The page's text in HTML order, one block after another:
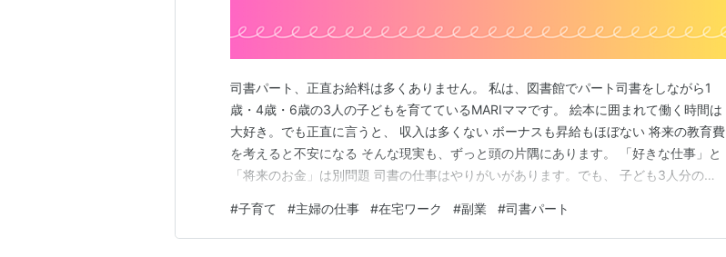
司書パート、正直お給料は多くありません。 私は、図書館でパート司書をしながら1
歳・4歳・6歳の3人の子どもを育てているMARIママです。 絵本に囲まれて働く時間は
大好き。でも正直に言うと、 収入は多くない ボーナスも昇給もほぼない 将来の教育費
を考えると不安になる そんな現実も、ずっと頭の片隅にあります。 「好きな仕事」と
「将来のお金」は別問題 司書の仕事はやりがいがあります。でも、 子ども3人分の進
も。 だから最近、在宅でできる副業や、将来につながるスキルを本気で探し始めまし
た。 私が注目したのが「SNSを仕事…
#子育て #主婦の仕事 #在宅ワーク #副業 #司書パート